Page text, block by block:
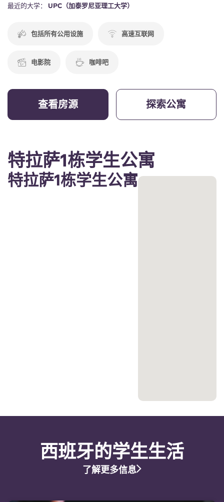
最近的大学： UPC（加泰罗尼亚理工大学）
包括所有公用设施 高速互联网
电影院 咖啡吧
查看房源 探索公寓
特拉萨1栋学生公寓
特拉萨1栋学生公寓
西班牙的学生生活
了解更多信息